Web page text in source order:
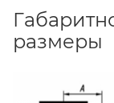
размеры